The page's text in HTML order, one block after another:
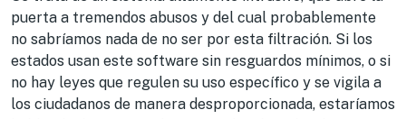
puerta a tremendos abusos y del cual probablemente
no sabríamos nada de no ser por esta filtración. Si los
estados usan este software sin resguardos mínimos, o si
no hay leyes que regulen su uso específico y se vigila a
los ciudadanos de manera desproporcionada, estaríamos